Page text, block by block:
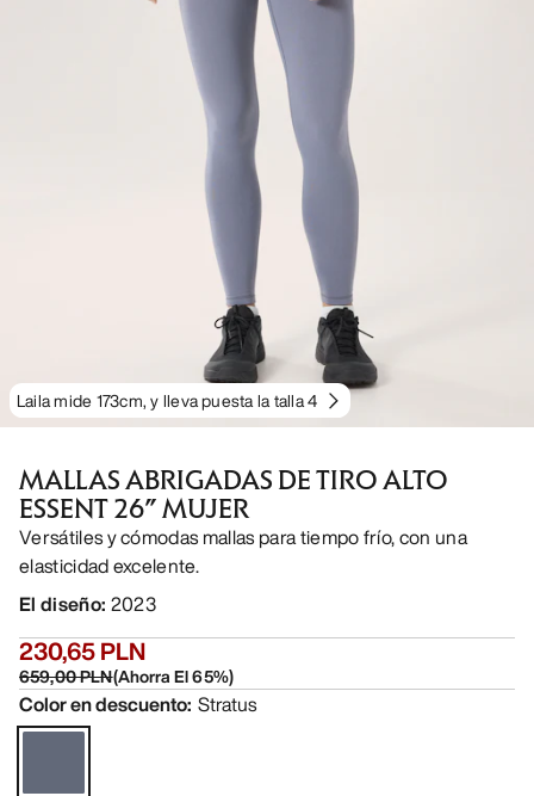
Laila mide 173cm, y lleva puesta la talla 4
MALLAS ABRIGADAS DE TIRO ALTO
ESSENT 26” MUJER
Versátiles y cómodas mallas para tiempo frío, con una
elasticidad excelente.
El diseño: 2023
230,65 PLN
659,00 PLN(Ahorra El65%)
Color en descuento: Stratus